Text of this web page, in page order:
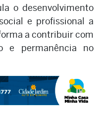
o desenvolvimento
e profissional a
a contribuir com
e permanência no